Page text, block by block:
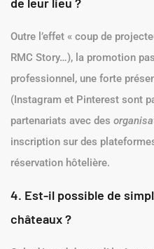
Outre l’effet « coup de
RMC Story…), la promotion
professionnel, une forte
(Instagram et Pinterest sont
partenariats avec des
inscription sur des
réservation hôtelière.
4. Est-il possible de
châteaux ?